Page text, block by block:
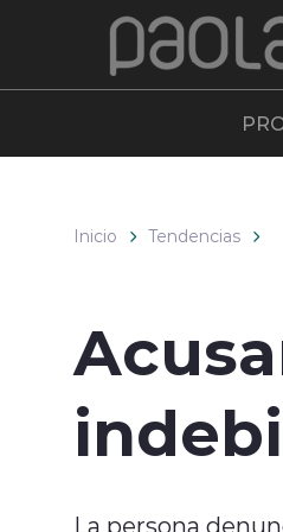
Inicio Tendencias
La persona